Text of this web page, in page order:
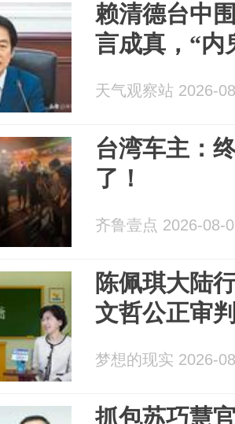
赖清德台中
言成真，“内
天气观察站 2026-
台湾车主：
了！
齐鲁壹点 2026-08-
陈佩琪大陆
文哲公正审
梦想的现实 2026-
抓包苏巧慧